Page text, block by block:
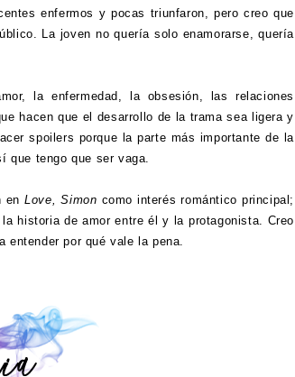
enfermos y pocas triunfaron, pero creo que
La joven no quería solo enamorarse, quería
la enfermedad, la obsesión, las relaciones
hacen que el desarrollo de la trama sea ligera y
spoilers porque la parte más importante de la
que tengo que ser vaga.
enLove, Simon como interés romántico principal;
historia de amor entre él y la protagonista. Creo
entender por qué vale la pena.